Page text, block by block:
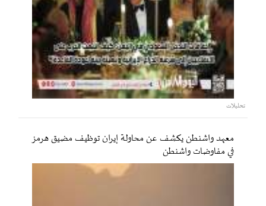
تحليلات
معهد واشنطن يكشف عن محاولة إيران توظيف مضيق هرمز
في مفاوضات واشنطن